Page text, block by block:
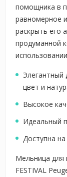
помощника в
равномерное
раскрыть его
продуманной
цвет и
Высокое
Идеальный
Доступна
Мельница для
FESTIVAL